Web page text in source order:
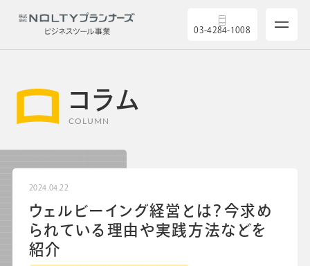
03-4284-1008
製品を探す
5つの強み
コラム
COLUMN
2024.04.22
ウェルビーイング経営とは？今求め
られている理由や実践方法などを
紹介